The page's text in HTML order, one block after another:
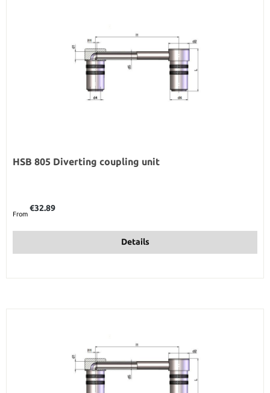
HSB 805 Diverting coupling unit
From
€32.89
Details